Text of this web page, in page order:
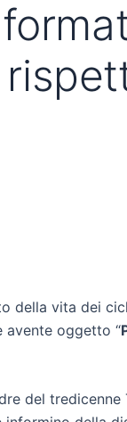
della vita dei
avente oggetto “
del